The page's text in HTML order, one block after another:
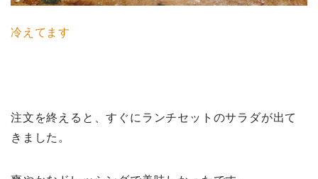
冷えてます
注文を終えると、すぐにランチセットのサラダが出て
きました。